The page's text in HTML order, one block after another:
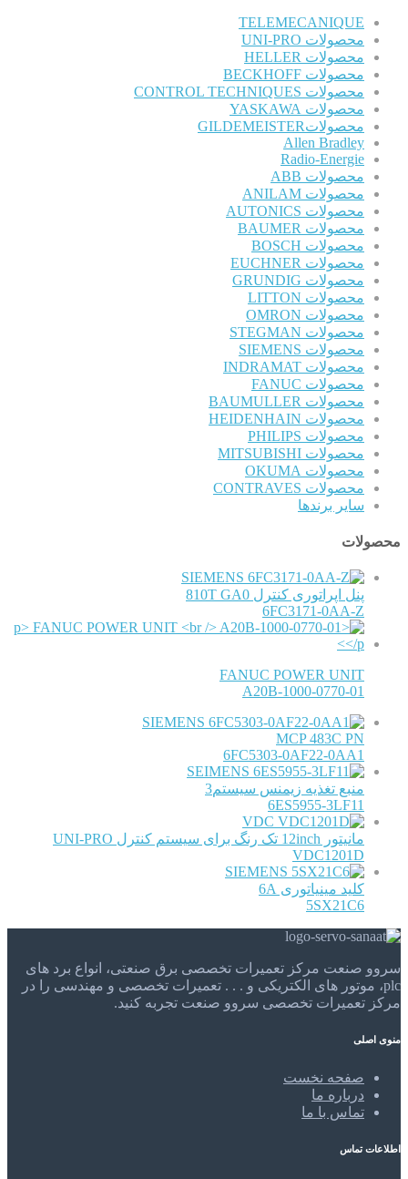
TELEMECANIQUE
محصولات UNI-PRO
محصولات HELLER
محصولات BECKHOFF
محصولات CONTROL TECHNIQUES
محصولات YASKAWA
محصولاتGILDEMEISTER
Allen Bradley
Radio-Energie
محصولات ABB
محصولات ANILAM
محصولات AUTONICS
محصولات BAUMER
محصولات BOSCH
محصولات EUCHNER
محصولات GRUNDIG
محصولات LITTON
محصولات OMRON
محصولات STEGMAN
محصولات SIEMENS
محصولات INDRAMAT
محصولات FANUC
محصولات BAUMULLER
محصولات HEIDENHAIN
محصولات PHILIPS
محصولات MITSUBISHI
محصولات OKUMA
محصولات CONTRAVES
سایر برندها
محصولات
SIEMENS
پنل اپراتوری کنترل 810T GA0
6FC3171-0AA-Z
FANUC POWER UNIT
A20B-1000-0770-01
SIEMENS
MCP 483C PN
6FC5303-0AF22-0AA1
SEIMENS
منبع تغذیه زیمنس سیستم3
6ES5955-3LF11
VDC
مانیتور 12inch تک رنگ برای سیستم کنترل UNI-PRO
VDC1201D
SIEMENS
کلید مینیاتوری 6A
5SX21C6
سروو صنعت مرکز تعمیرات تخصصی برق صنعتی، انواع برد های
plc، موتور های الکتریکی و . . . تعمیرات تخصصی و مهندسی را در
مرکز تعمیرات تخصصی سروو صنعت تجربه کنید.
منوی اصلی
صفحه نخست
درباره ما
تماس با ما
اطلاعات تماس